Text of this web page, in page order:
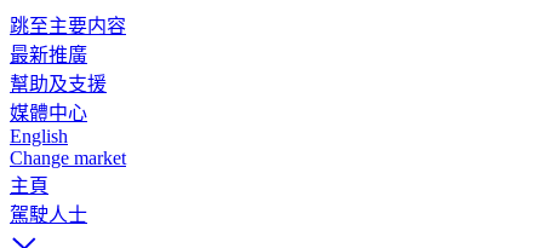
跳至主要内容
最新推廣
幫助及支援
媒體中心
English
Change market
主頁
駕駛人士